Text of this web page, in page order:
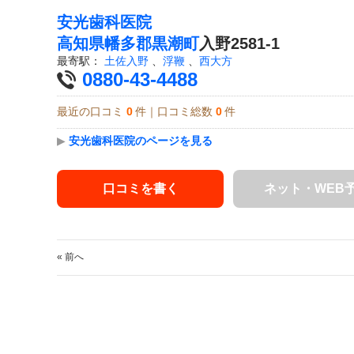
安光歯科医院
高知県幡多郡黒潮町入野2581-1
最寄駅： 土佐入野 浮鞭 西大方
0880-43-4488
最近の口コミ 0 件｜口コミ総数 0 件
▶ 安光歯科医院のページを見る
口コミを書く ネット・WEB
« 前へ